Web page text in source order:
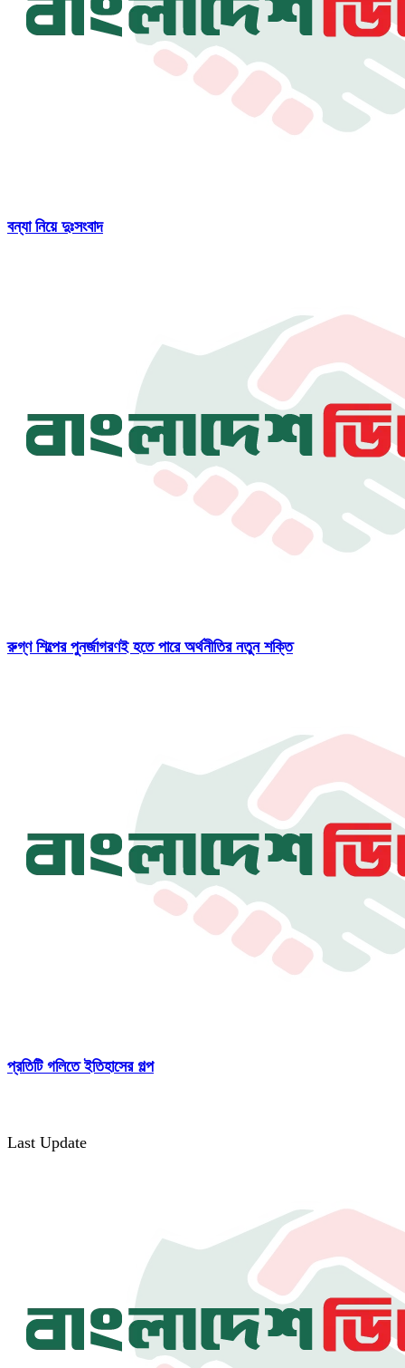
বন্যা নিয়ে দুঃসংবাদ
রুগ্ণ শিল্পের পুনর্জাগরণই হতে পারে অর্থনীতির নতুন শক্তি
প্রতিটি গলিতে ইতিহাসের গল্প
Last Update